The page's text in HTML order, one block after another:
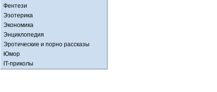
Фентези
Эзотерика
Экономика
Энциклопедия
Эротические и порно рассказы
Юмор
IT-приколы